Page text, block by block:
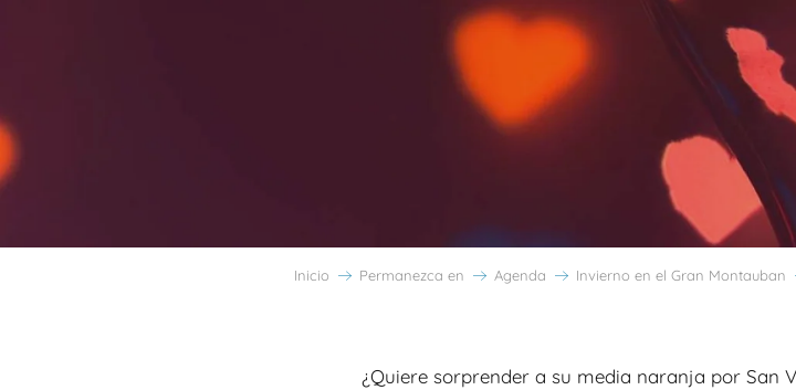
Inicio Permanezca en Agenda Invierno en el Gran Montauban
¿Quiere sorprender a su media naranja por San